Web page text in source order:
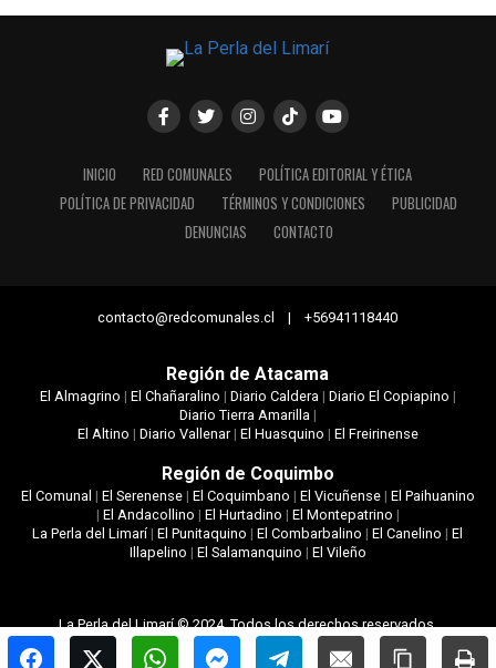
INICIO RED COMUNALES
POLÍTICA EDITORIAL Y ÉTICA
POLÍTICA DE PRIVACIDAD
TÉRMINOS Y CONDICIONES
PUBLICIDAD
DENUNCIAS
CONTACTO
contacto@redcomunales.cl | +56941118440
Región de Atacama
El Almagrino | El Chañaralino | Diario Caldera| Diario El Copiapino |
Diario Tierra Amarilla|
El Altino | Diario Vallenar| El Huasquino | El Freirinense
Región de Coquimbo
El Comunal | El Serenense| El Coquimbano | El Vicuñense| El Paihuanino
| El Andacollino | El Hurtadino | El Montepatrino |
La Perla del Limarí|El Punitaquino |El Combarbalino |El Canelino |El
Illapelino | El Salamanquino | El Vileño
La Perla del Limarí © 2024. Todos los derechos reservados.